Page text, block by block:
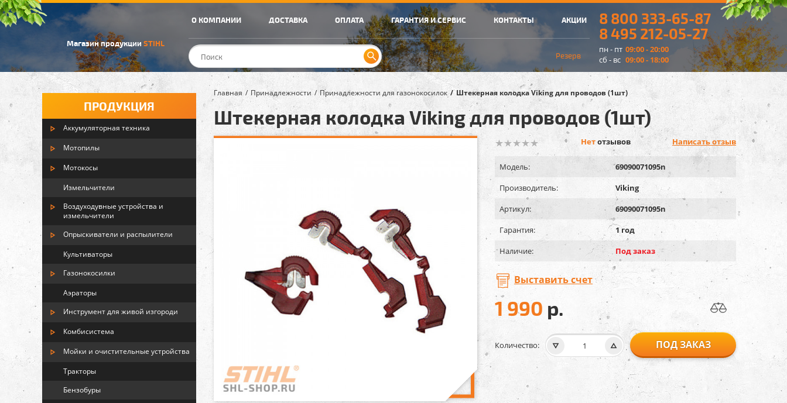
Магазин продукции STIHL
О КОМПАНИИ ДОСТАВКА ОПЛАТА ГАРАНТИЯ И СЕРВИС КОНТАКТЫ АКЦИИ
Резерв
8 800 333-65-87
8 495 212-05-27
пн - пт 09:00 - 20:00
сб - вс 09:00 - 18:00
ПРОДУКЦИЯ
Аккумуляторная техника
Мотопилы
Мотокосы
Измельчители
Воздуходувные устройства и
измельчители
Опрыскиватели и распылители
Культиваторы
Газонокосилки
Аэраторы
Инструмент для живой изгороди
Комбисистема
Мойки и очистительные устройства
Тракторы
Бензобуры
Главная Принадлежности Принадлежности для газонокосилок Штекерная колодка Viking для проводов (1шт)
Штекерная колодка Viking для проводов (1шт)
Нетотзывов Написать отзыв
Модель:
69090071095n
Производитель:
Viking
Артикул:
69090071095n
Гарантия:
1 год
Наличие:
Под заказ
Выставить счет
1 990 р.
Количество: ПОД ЗАКАЗ